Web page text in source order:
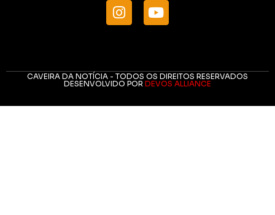
CAVEIRA DA NOTÍCIA - TODOS OS DIREITOS RESERVADOS
DESENVOLVIDO POR DEVOS ALLIANCE